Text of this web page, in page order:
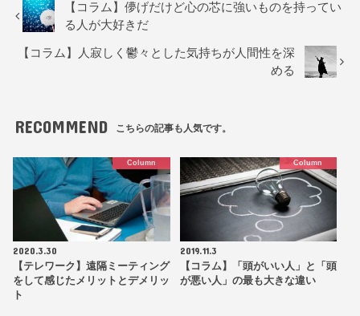
【コラム】儚げだけど心の芯に強いものを持ってい
る人が大好きだ
【コラム】人寂しく鬱々とした気持ちが人間性を深
める
RECOMMEND こちらの記事も人気です。
Column
2020.3.30
【テレワーク】遠隔ミーティング
をして感じたメリットとデメリッ
ト
Column
2019.11.3
【コラム】「頭がいい人」と「頭
が悪い人」の最も大きな違い